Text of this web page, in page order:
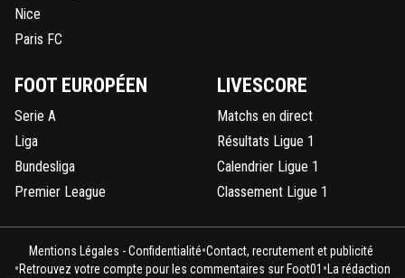
Nice
Paris FC
FOOT EUROPÉEN
Serie A
Liga
Bundesliga
Premier League
LIVESCORE
Matchs en direct
Résultats Ligue 1
Calendrier Ligue 1
Classement Ligue 1
Mentions Légales - Confidentialité•Contact, recrutement et publicité
•Retrouvez votre compte pour les commentaires sur Foot01 • La rédaction